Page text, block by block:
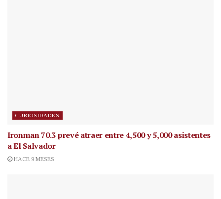
CURIOSIDADES
Ironman 70.3 prevé atraer entre 4,500 y 5,000 asistentes
a El Salvador
HACE 9 MESES